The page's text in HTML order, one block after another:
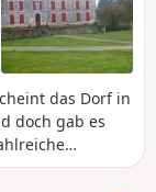
das Dorf in
doch gab es
Ort in der